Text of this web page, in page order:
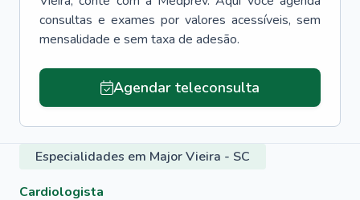
consultas e exames por valores acessíveis, sem
mensalidade e sem taxa de adesão.
Agendar teleconsulta
Especialidades em Major Vieira - SC
Cardiologista